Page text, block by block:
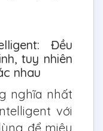
Đều
tuy nhiên
nhau
nghĩa nhất
với
để miêu